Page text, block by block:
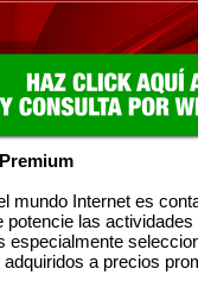
mundo Internet es
potencie las
especialmente
a precios